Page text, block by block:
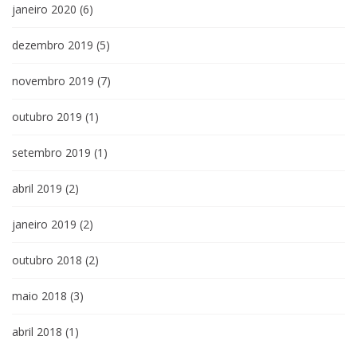
janeiro 2020 (6)
dezembro 2019 (5)
novembro 2019 (7)
outubro 2019 (1)
setembro 2019 (1)
abril 2019 (2)
janeiro 2019 (2)
outubro 2018 (2)
maio 2018 (3)
abril 2018 (1)